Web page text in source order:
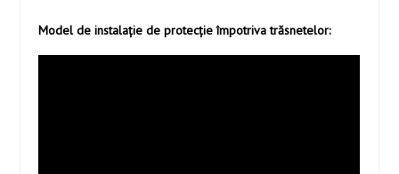
Model de instalație de protecție împotriva trăsnetelor: